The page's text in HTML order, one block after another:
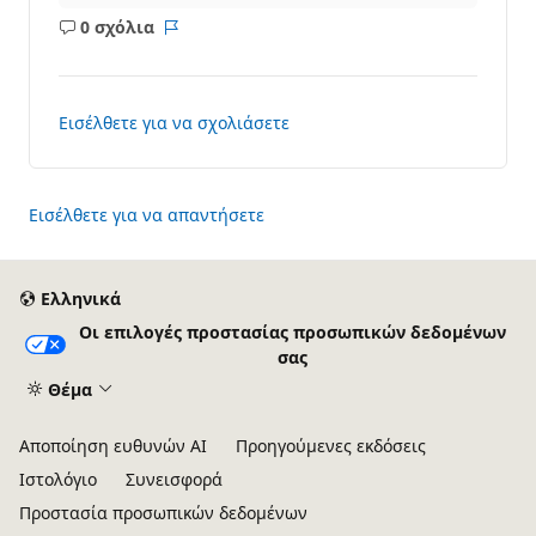
0 σχόλια
Κανένα
Εισέλθετε για να σχολιάσετε
Εισέλθετε για να απαντήσετε
Ελληνικά
Οι επιλογές προστασίας προσωπικών δεδομένων
σας
Θέμα
Αποποίηση ευθυνών AI
Προηγούμενες εκδόσεις
Ιστολόγιο
Συνεισφορά
Προστασία προσωπικών δεδομένων